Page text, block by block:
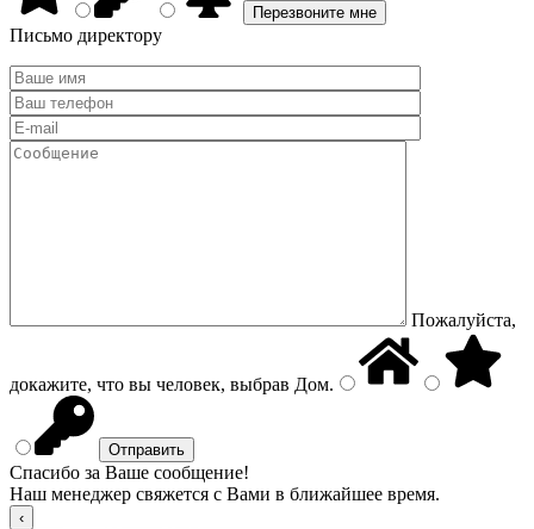
Письмо директору
Пожалуйста,
докажите, что вы человек, выбрав Дом.
Спасибо за Ваше сообщение!
Наш менеджер свяжется с Вами в ближайшее время.